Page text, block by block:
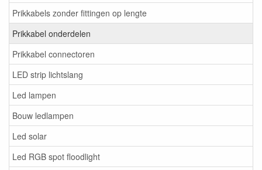
Prikkabels zonder fittingen op lengte
Prikkabel onderdelen
Prikkabel connectoren
LED strip lichtslang
Led lampen
Bouw ledlampen
Led solar
Led RGB spot floodlight